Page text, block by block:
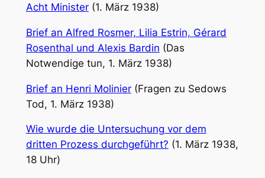
Acht Minister(1. März 1938)
Brief an Alfred Rosmer, Lilia Estrin, Gérard
Rosenthal und Alexis Bardin (Das
Notwendige tun, 1. März 1938)
Brief an Henri Molinier(Fragen zu Sedows
Tod, 1. März 1938)
Wie wurde die Untersuchung vor dem
dritten Prozess durchgeführt? (1. März 1938,
18 Uhr)